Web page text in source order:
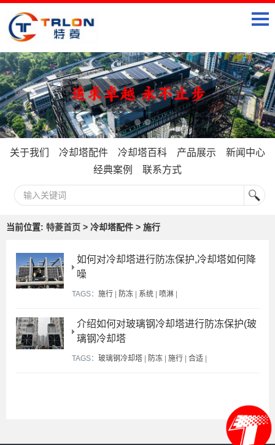
关于我们 冷却塔配件 冷却塔百科 产品展示
新闻中心
经典案例
联系方式
当前位置: 特菱首页 > 冷却塔配件 > 施行
如何对冷却塔进行防冻保护,冷却塔如何降
噪
TAGS： 施行 | 防冻 | 系统 | 喷淋 |
介绍如何对玻璃钢冷却塔进行防冻保护(玻
璃钢冷却塔
TAGS： 玻璃钢冷却塔 | 防冻 | 施行 | 合适 |